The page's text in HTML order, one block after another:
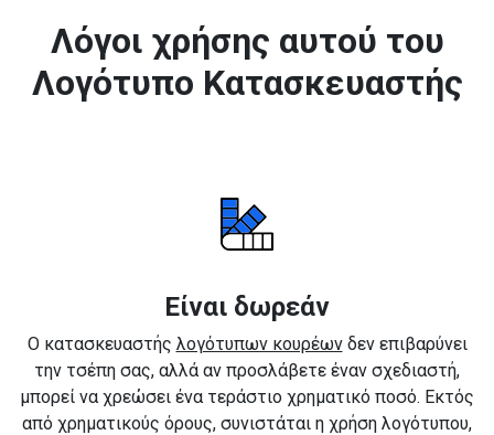
Λόγοι χρήσης αυτού του
Λογότυπο Κατασκευαστής
Είναι δωρεάν
Ο κατασκευαστής λογότυπων κουρέωνδεν επιβαρύνει
την τσέπη σας, αλλά αν προσλάβετε έναν σχεδιαστή,
μπορεί να χρεώσει ένα τεράστιο χρηματικό ποσό. Εκτός
από χρηματικούς όρους, συνιστάται η χρήση λογότυπου,